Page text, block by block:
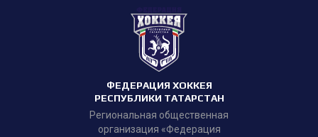
ФЕДЕРАЦИЯ ХОККЕЯ
РЕСПУБЛИКИ ТАТАРСТАН
Региональная общественная
организация «Федерация